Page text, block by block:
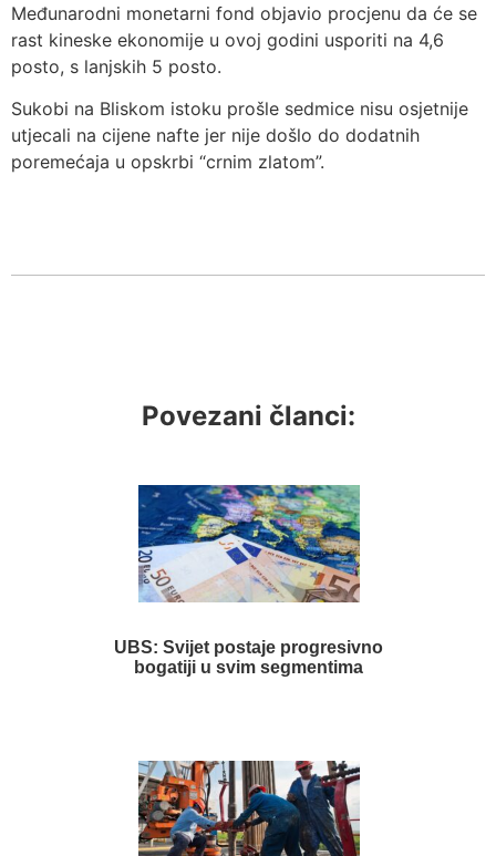
Međunarodni monetarni fond objavio procjenu da će se
rast kineske ekonomije u ovoj godini usporiti na 4,6
posto, s lanjskih 5 posto.
Sukobi na Bliskom istoku prošle sedmice nisu osjetnije
utjecali na cijene nafte jer nije došlo do dodatnih
poremećaja u opskrbi “crnim zlatom”.
Povezani članci:
UBS: Svijet postaje progresivno
bogatiji u svim segmentima